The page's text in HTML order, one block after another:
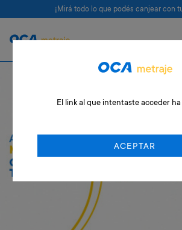
¡Mirá todo lo que podés canjear con
El link al que intentaste acceder
ACEPTAR